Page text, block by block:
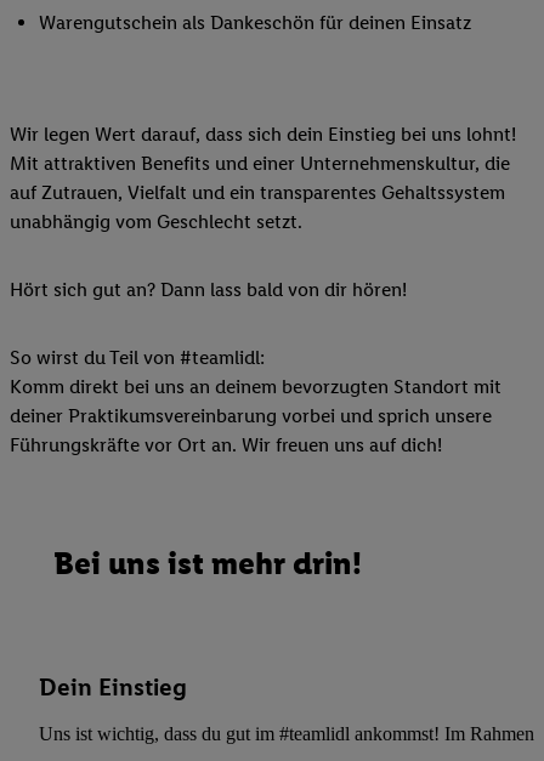
Warengutschein als Dankeschön für deinen Einsatz
Wir legen Wert darauf, dass sich dein Einstieg bei uns lohnt!
Mit attraktiven Benefits und einer Unternehmenskultur, die
auf Zutrauen, Vielfalt und ein transparentes Gehaltssystem
unabhängig vom Geschlecht setzt.
Hört sich gut an? Dann lass bald von dir hören!
So wirst du Teil von #teamlidl:
Komm direkt bei uns an deinem bevorzugten Standort mit
deiner Praktikumsvereinbarung vorbei und sprich unsere
Führungskräfte vor Ort an. Wir freuen uns auf dich!
Bei uns ist mehr drin!
Dein Einstieg
Uns ist wichtig, dass du gut im #teamlidl ankommst! Im Rahmen